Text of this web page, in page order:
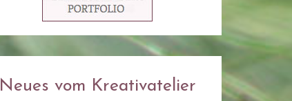
Neues vom Kreativatelier